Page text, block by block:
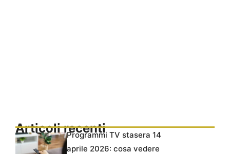
Articoli recentiProgrammi TV stasera 14
aprile 2026: cosa vedere